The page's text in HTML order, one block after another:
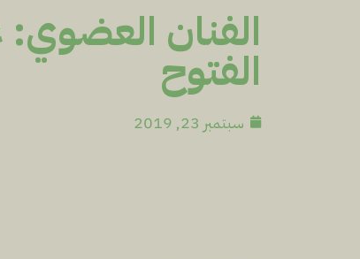
الفنان
الفتوح
سبتمبر 23, 2019